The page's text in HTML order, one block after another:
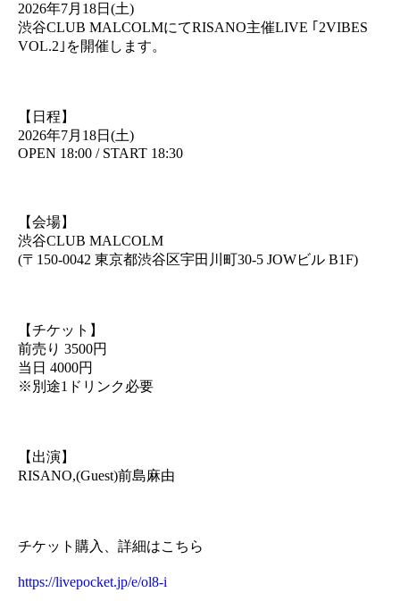
2026年7月18日(土)
渋谷CLUB MALCOLMにてRISANO主催LIVE ｢2VIBES
VOL.2｣を開催します。
【日程】
2026年7月18日(土)
OPEN 18:00 / START 18:30
【会場】
渋谷CLUB MALCOLM
(〒150-0042 東京都渋谷区宇田川町30-5 JOWビル B1F)
【チケット】
前売り 3500円
当日 4000円
※別途1ドリンク必要
【出演】
RISANO,(Guest)前島麻由
チケット購入、詳細はこちら
https://livepocket.jp/e/ol8-i